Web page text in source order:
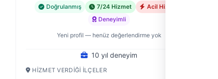
Doğrulanmış 7/24 Hizmet
Acil Hizmet
Deneyimli
Yeni profil — henüz değerlendirme yok
10 yıl deneyim
HIZMET VERDIĞI İLÇELER